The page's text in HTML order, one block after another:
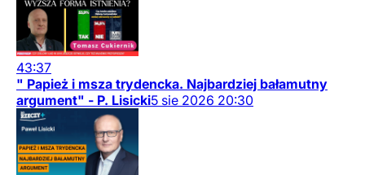
43:37
" Papież i msza trydencka. Najbardziej bałamutny
argument" - P. Lisicki5 sie 2026 20:30